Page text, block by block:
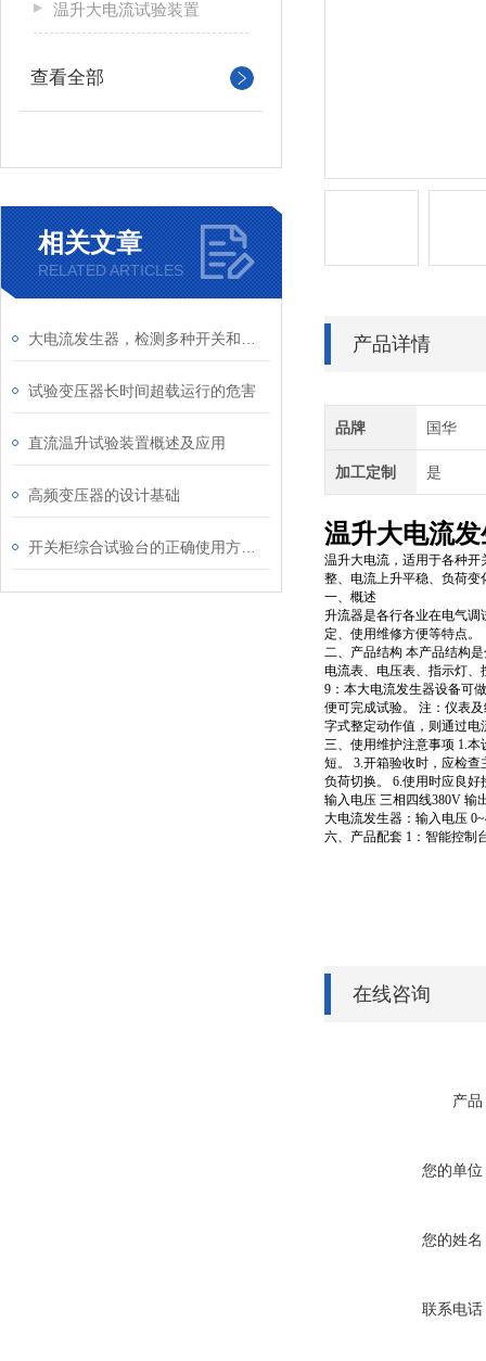
温升大电流试验装置
查看全部
相关文章
RELATED ARTICLES
试验变压器长时间超载运行的危害
直流温升试验装置概述及应用
高频变压器的设计基础
产品详情
品牌 国华
加工定制 是
温升大电流
温升大电流， 适用于各种开
整、电流上升平稳、负荷
一、 概述
升流器是各行各业在电气
定、使用维修方便等特点。
二、产品结构 本产品结构
电流表、电压表、指示灯
9：本大电流发生器设备可
便可完成试验。 注：仪表
字式整定动作值，则通过
三、使用维护注意事项 1.
短。 3.开箱验收时，应检
负荷切换。 6.使用时应良
输入电压 三相四线380V 输
大电流发生器：输入电压
六、 产品配套 1：智能控制
在线咨询
产品
您的单位
您的姓名
联系电话